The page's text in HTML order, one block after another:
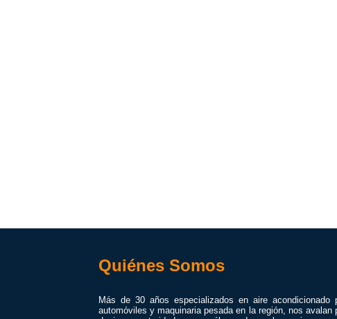
Quiénes Somos
Más de 30 años especializados en aire acondicionado
automóviles y maquinaria pesada en la región, nos avalan